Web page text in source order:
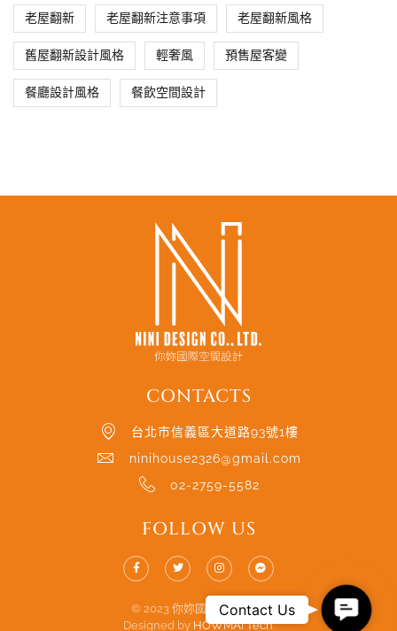
老屋翻新 老屋翻新注意事項 老屋翻新風格
舊屋翻新設計風格 輕奢風 預售屋客變
餐廳設計風格 餐飲空間設計
CONTACTS
台北市信義區大道路93號1樓
ninihouse2326@gmail.com
02-2759-5582
FOLLOW US
© 2023 你妳國際空間設計.
Designed by HOWMAI Tech.
Contact Us